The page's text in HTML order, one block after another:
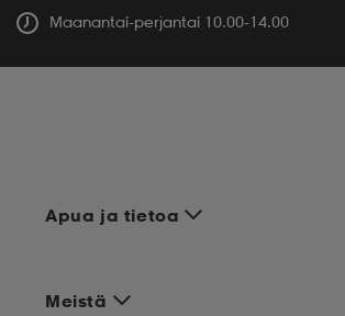
Maanantai-perjantai 10.00-14.00
Apua ja tietoa
Meistä